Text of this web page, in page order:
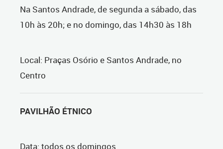
Na Santos Andrade, de segunda a sábado, das
10h às 20h; e no domingo, das 14h30 às 18h
Local: Praças Osório e Santos Andrade, no
Centro
PAVILHÃO ÉTNICO
Data: todos os domingos